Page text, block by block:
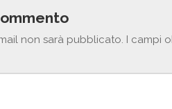
non sarà pubblicato. I campi